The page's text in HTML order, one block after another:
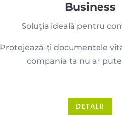
Business
Soluţia ideală pentru
Protejează-ţi documentele
compania ta nu ar
DETALII